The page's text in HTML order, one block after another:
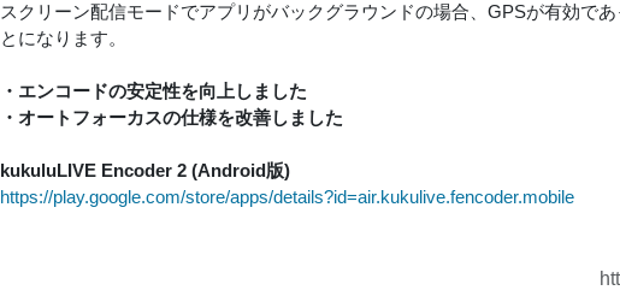
スクリーン配信モードでアプリがバックグラウンドの場合、GPSが有効で
とになります。
・エンコードの安定性を向上しました
・オートフォーカスの仕様を改善しました
kukuluLIVE Encoder 2 (Android版)
https://play.google.com/store/apps/details?id=air.kukulive.fencoder.mobile